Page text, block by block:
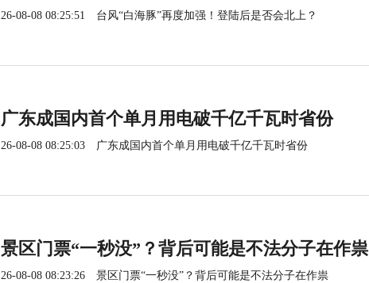
26-08-08 08:25:51 台风“白海豚”再度加强！登陆后是否会北上？
广东成国内首个单月用电破千亿千瓦时省份
26-08-08 08:25:03 广东成国内首个单月用电破千亿千瓦时省份
景区门票“一秒没”？背后可能是不法分子在作祟
26-08-08 08:23:26 景区门票“一秒没”？背后可能是不法分子在作祟